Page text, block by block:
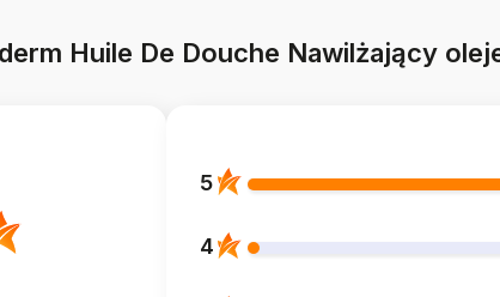
Huile De Douche Nawilżający
5
4